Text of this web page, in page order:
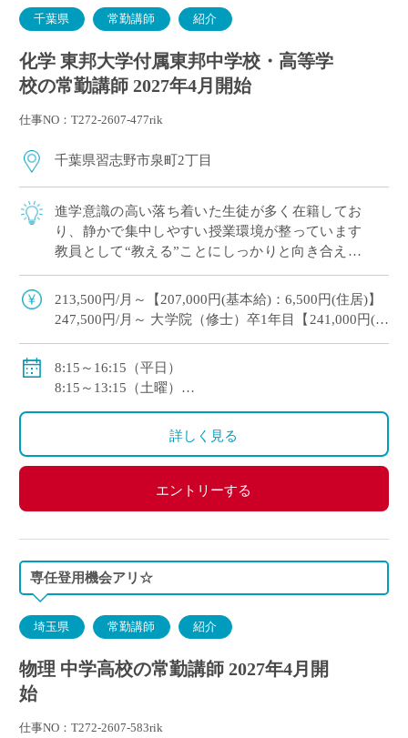
千葉県 常勤講師 紹介
化学 東邦大学付属東邦中学校・高等学
校の常勤講師 2027年4月開始
仕事NO：T272-2607-477rik
千葉県習志野市泉町2丁目
進学意識の高い落ち着いた生徒が多く在籍してお
り、静かで集中しやすい授業環境が整っています
教員として“教える”ことにしっかりと向き合える
育児をしながら教壇復帰された先生 ・副 […]
213,500円/月～【207,000円(基本給)：6,500円(住居)】
247,500円/月～ 大学院（修士）卒1年目【241,000円(基
賞与：あり（年2回・年間計5.78ヶ月分）
267,800円/月～：大学院（修士）卒2年目
8:15～16:15（平日）
8:15～13:15（土曜）
詳しく見る
エントリーする
専任登用機会アリ☆
埼玉県 常勤講師 紹介
物理 中学高校の常勤講師 2027年4月開
始
仕事NO：T272-2607-583rik